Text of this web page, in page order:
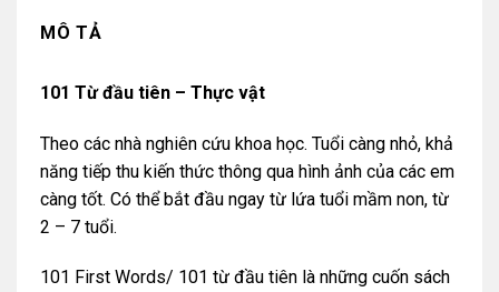
MÔ TẢ
101 Từ đầu tiên – Thực vật
Theo các nhà nghiên cứu khoa học. Tuổi càng nhỏ, khả
năng tiếp thu kiến thức thông qua hình ảnh của các em
càng tốt. Có thể bắt đầu ngay từ lứa tuổi mầm non, từ
2 – 7 tuổi.
101 First Words/ 101 từ đầu tiên là những cuốn sách